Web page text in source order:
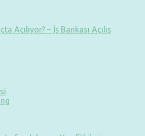
Açılıyor? – İş Bankası Açılış